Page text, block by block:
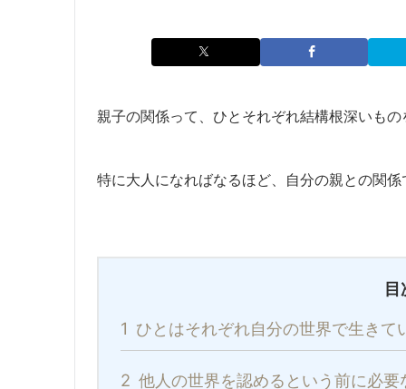
親子の関係って、ひとそれぞれ結構根深いもの
特に大人になればなるほど、自分の親との関
目
1 ひとはそれぞれ自分の世界で生きて
2 他人の世界を認めるという前に必要